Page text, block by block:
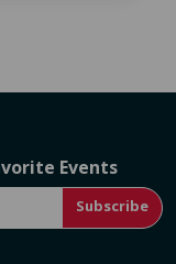
Events
Subscribe